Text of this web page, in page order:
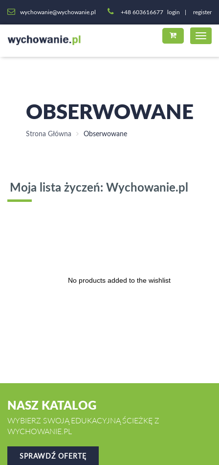
wychowanie@wychowanie.pl +48 603616677 login register
OBSERWOWANE
Strona Główna Obserwowane
Moja lista życzeń: Wychowanie.pl
No products added to the wishlist
NASZ KATALOG
WYBIERZ SWOJĄ EDUKACYJNĄ ŚCIEŻKĘ Z
WYCHOWANIE.PL
SPRAWDŹ OFERTĘ